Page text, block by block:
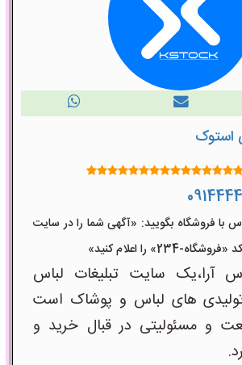
استوک
با فروشگاه بگویید: «آگهی شما را در سایت
234» را اعلام کنید»
آرا،یک سایت تبلیغات لباس
های لباس و پوشاک است
و مسئولیتی در قبال خرید و